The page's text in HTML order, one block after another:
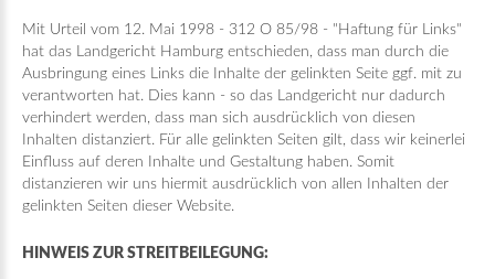
Mit Urteil vom 12. Mai 1998 - 312 O 85/98 - "Haftung für Links"
hat das Landgericht Hamburg entschieden, dass man durch die
Ausbringung eines Links die Inhalte der gelinkten Seite ggf. mit zu
verantworten hat. Dies kann - so das Landgericht nur dadurch
verhindert werden, dass man sich ausdrücklich von diesen
Inhalten distanziert. Für alle gelinkten Seiten gilt, dass wir keinerlei
Einfluss auf deren Inhalte und Gestaltung haben. Somit
distanzieren wir uns hiermit ausdrücklich von allen Inhalten der
gelinkten Seiten dieser Website.
HINWEIS ZUR STREITBEILEGUNG: